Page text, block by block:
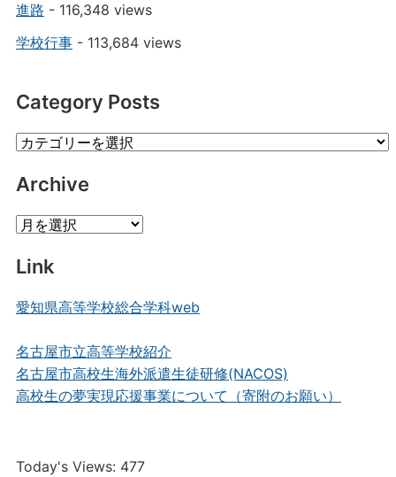
進路 - 116,348 views
学校行事- 113,684 views
Category Posts
Category
Archive
Archive
Link
愛知県高等学校総合学科web
名古屋市立高等学校紹介
名古屋市高校生海外派遣生徒研修(NACOS)
高校生の夢実現応援事業について（寄附のお願い）
Today's Views: 477